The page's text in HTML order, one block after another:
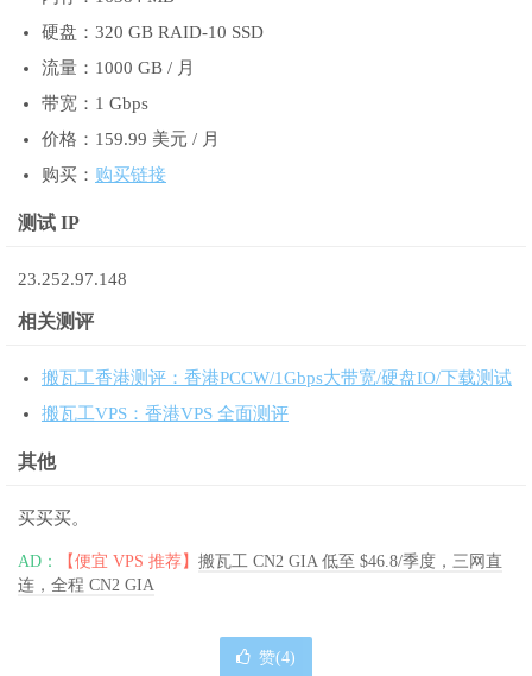
硬盘：320 GB RAID-10 SSD
流量：1000 GB / 月
带宽：1 Gbps
价格：159.99 美元 / 月
购买： 购买链接
测试 IP
23.252.97.148
相关测评
搬瓦工香港测评：香港PCCW/1Gbps大带宽/硬盘IO/下载测试
搬瓦工VPS：香港VPS 全面测评
其他
买买买。
AD： 【便宜 VPS 推荐】 搬瓦工 CN2 GIA 低至 $46.8/季度，三网直
连，全程 CN2 GIA
赞(4)